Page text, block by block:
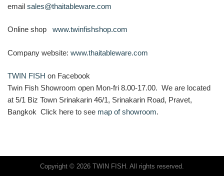
email sales@thaitableware.com
Online shop www.twinfishshop.com
Company website: www.thaitableware.com
TWIN FISH on Facebook
Twin Fish Showroom open Mon-fri 8.00-17.00. We are located
at 5/1 Biz Town Srinakarin 46/1, Srinakarin Road, Pravet,
Bangkok Click here to see map of showroom.
Copyright © 2026 TWIN FISH. All rights reserved.